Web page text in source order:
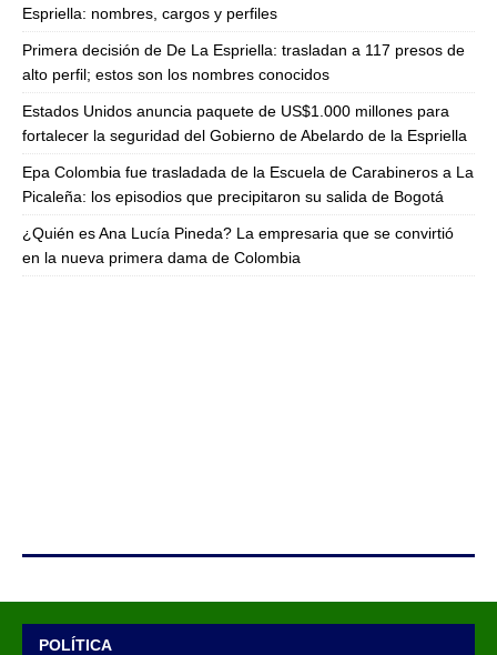
Espriella: nombres, cargos y perfiles
Primera decisión de De La Espriella: trasladan a 117 presos de
alto perfil; estos son los nombres conocidos
Estados Unidos anuncia paquete de US$1.000 millones para
fortalecer la seguridad del Gobierno de Abelardo de la Espriella
Epa Colombia fue trasladada de la Escuela de Carabineros a La
Picaleña: los episodios que precipitaron su salida de Bogotá
¿Quién es Ana Lucía Pineda? La empresaria que se convirtió
en la nueva primera dama de Colombia
POLÍTICA